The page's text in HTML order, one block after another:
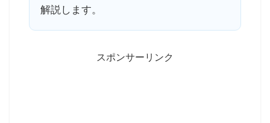
解説します。
スポンサーリンク